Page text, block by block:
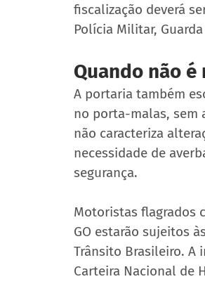
fiscalização deverá
Polícia Militar,
Quando não
A portaria também
no porta-malas, sem
não caracteriza
necessidade de
segurança.
Motoristas flagrados
GO estarão sujeitos
Trânsito Brasileiro. A
Carteira Nacional de